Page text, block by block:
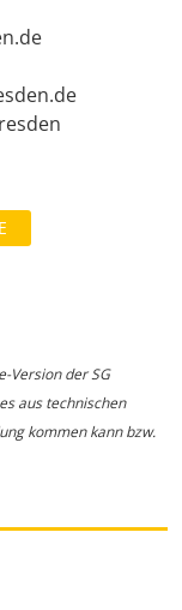
Version der SG
aus technischen
kommen kann bzw.